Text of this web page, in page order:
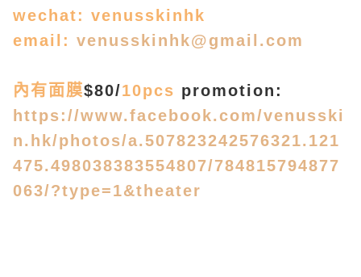
wechat: venusskinhk
email: venusskinhk@gmail.com
內有面膜$80/10pcs promotion:
https://www.facebook.com/venusski
n.hk/photos/a.507823242576321.121
475.498038383554807/784815794877
063/?type=1&theater